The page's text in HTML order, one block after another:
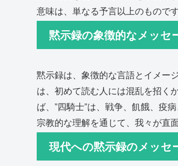
意味は、単なる予言以上のものです
黙示録の象徴的なメッセ
黙示録は、象徴的な言語とイメー
は、初めて読む人には混乱を招く
ば、”四騎士”は、戦争、飢餓、疫
宗教的な理解を通じて、我々が直
現代への黙示録のメッセ